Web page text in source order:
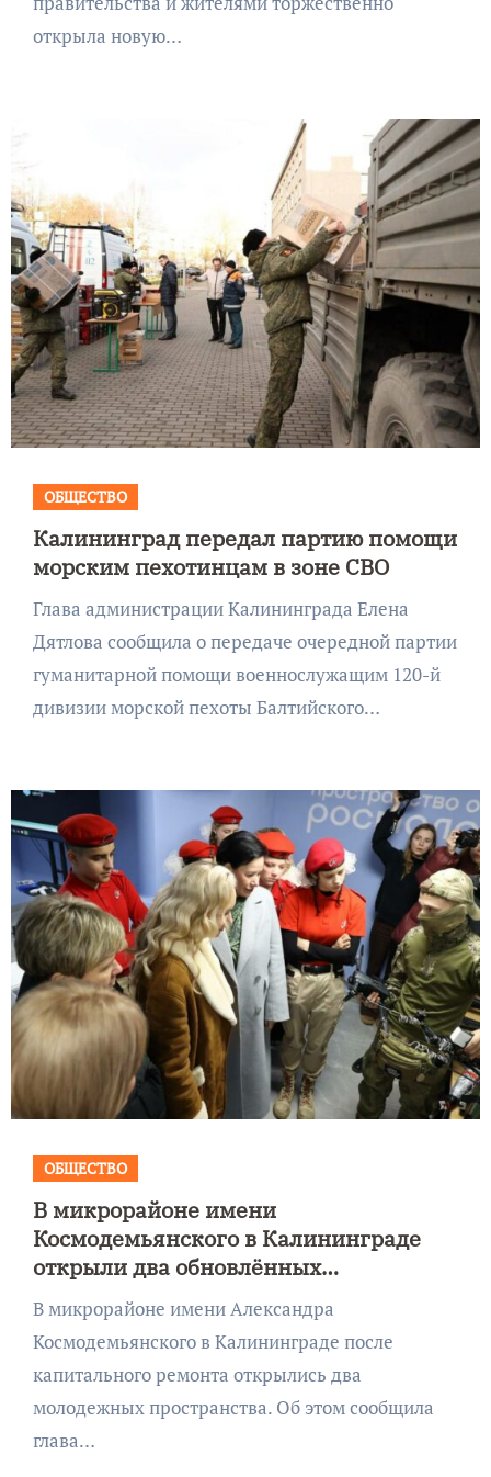
открыла новую…
ОБЩЕСТВО
Калининград передал партию помощи
морским пехотинцам в зоне СВО
Глава администрации Калининграда Елена
Дятлова сообщила о передаче очередной партии
гуманитарной помощи военнослужащим 120-й
дивизии морской пехоты Балтийского…
ОБЩЕСТВО
В микрорайоне имени
Космодемьянского в Калининграде
открыли два обновлённых
молодежных центра
В микрорайоне имени Александра
Космодемьянского в Калининграде после
капитального ремонта открылись два
молодежных пространства. Об этом сообщила
глава…